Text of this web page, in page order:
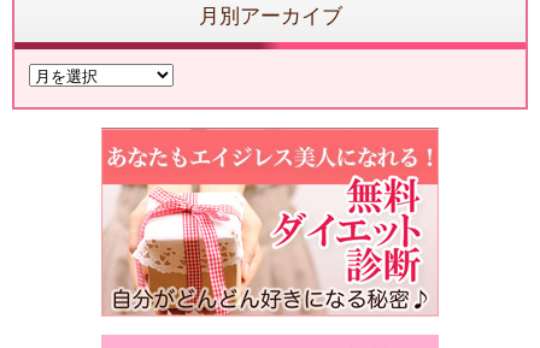
月別アーカイブ
月
別
ア